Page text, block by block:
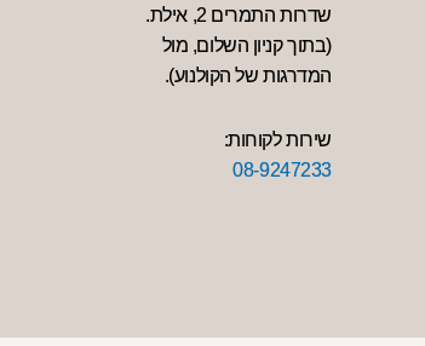
שדרות התמרים 2, אילת.
(בתוך קניון השלום, מול
המדרגות של הקולנוע).
שירות לקוחות:
08-9247233